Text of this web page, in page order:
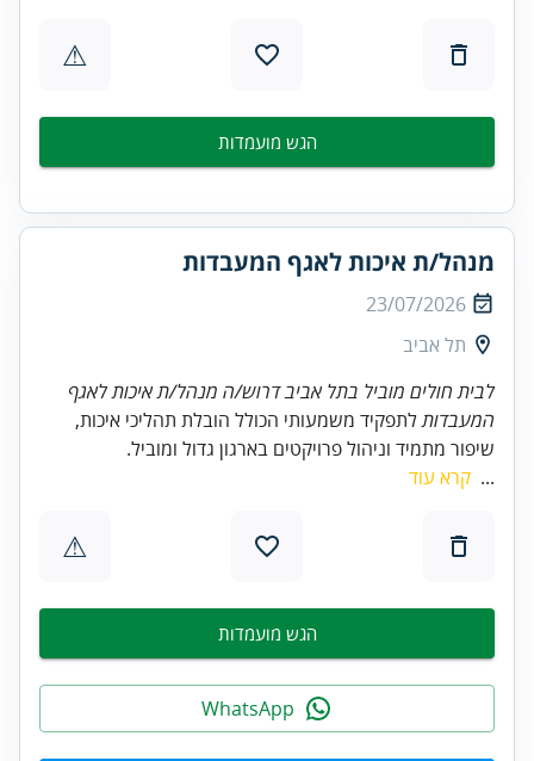
⚠
הגש מועמדות
מנהל/ת איכות לאגף המעבדות
23/07/2026
תל אביב
לבית חולים מוביל בתל אביב דרוש/ה מנהל/ת איכות לאגף
המעבדותלתפקיד משמעותי הכולל הובלת תהליכי איכות,
שיפור מתמיד וניהול פרויקטים בארגון גדול ומוביל.
... קרא עוד
⚠
הגש מועמדות